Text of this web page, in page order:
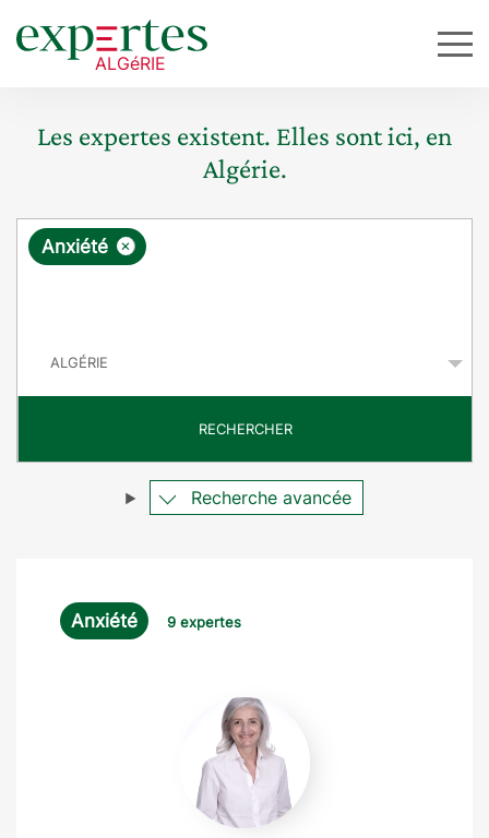
Les expertes existent. Elles sont ici, en
Algérie.
R
ê
e
×
Anxiété
RECHERCHER
Recherche avancée
Anxiété 9 expertes
Marie
Albertini